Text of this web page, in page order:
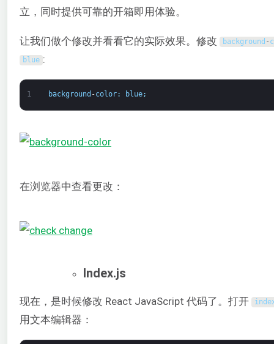
立，同时提供可靠的开箱即用体验。
让我们做个修改并看看它的实际效果。修改 background -
blue :
1 background -color: blue;
在浏览器中查看更改：
Index.js
现在，是时候修改 React JavaScript 代码了。打开
用文本编辑器：